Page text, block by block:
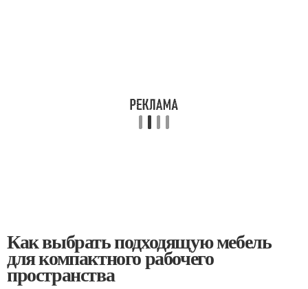
Как выбрать подходящую мебель
для компактного рабочего
пространства